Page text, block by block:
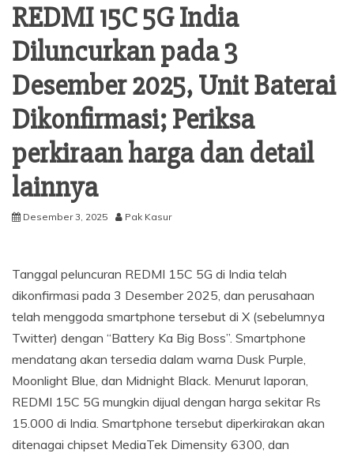
REDMI 15C 5G India
Diluncurkan pada 3
Desember 2025, Unit Baterai
Dikonfirmasi; Periksa
perkiraan harga dan detail
lainnya
Desember 3, 2025 Pak Kasur
Tanggal peluncuran REDMI 15C 5G di India telah
dikonfirmasi pada 3 Desember 2025, dan perusahaan
telah menggoda smartphone tersebut di X (sebelumnya
Twitter) dengan “Battery Ka Big Boss”. Smartphone
mendatang akan tersedia dalam warna Dusk Purple,
Moonlight Blue, dan Midnight Black. Menurut laporan,
REDMI 15C 5G mungkin dijual dengan harga sekitar Rs
15.000 di India. Smartphone tersebut diperkirakan akan
ditenagai chipset MediaTek Dimensity 6300, dan